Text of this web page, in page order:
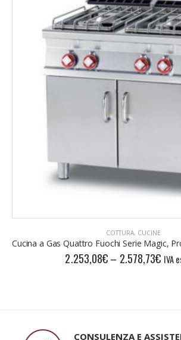
BISTECCHIERA,COTTURA
Griglia Professionale, Broiler, 250
7.499,11€ IVA esclusa
CONSULENZA E